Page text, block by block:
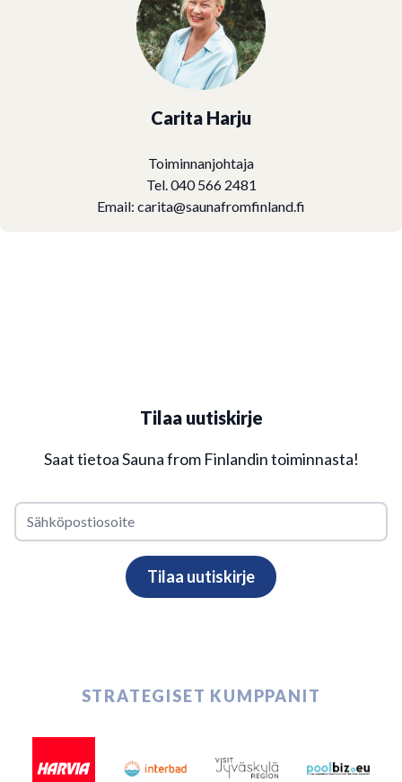
Carita Harju
Toiminnanjohtaja
Tel. 040 566 2481
Email: carita@saunafromfinland.fi
Tilaa uutiskirje
Saat tietoa Sauna from Finlandin toiminnasta!
STRATEGISET KUMPPANIT